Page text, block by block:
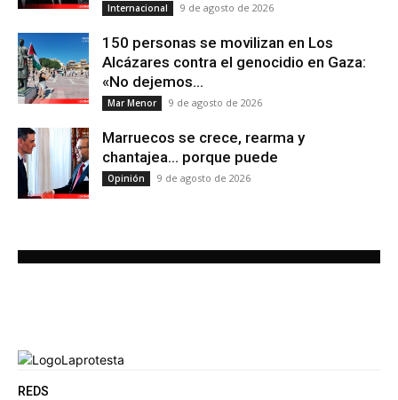
Internacional 9 de agosto de 2026
150 personas se movilizan en Los
Alcázares contra el genocidio en Gaza:
«No dejemos...
Mar Menor 9 de agosto de 2026
Marruecos se crece, rearma y
chantajea… porque puede
Opinión 9 de agosto de 2026
REDS